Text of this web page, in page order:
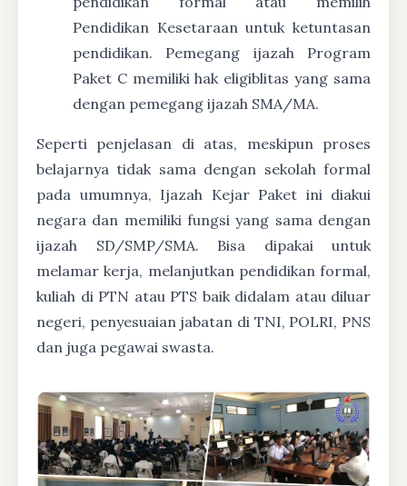
Pendidikan Kesetaraan untuk ketuntasan
pendidikan. Pemegang ijazah Program
Paket C memiliki hak eligiblitas yang sama
dengan pemegang ijazah SMA/MA.
Seperti penjelasan di atas, meskipun proses
belajarnya tidak sama dengan sekolah formal
pada umumnya, Ijazah Kejar Paket ini diakui
negara dan memiliki fungsi yang sama dengan
ijazah SD/SMP/SMA. Bisa dipakai untuk
melamar kerja, melanjutkan pendidikan formal,
kuliah di PTN atau PTS baik didalam atau diluar
negeri, penyesuaian jabatan di TNI, POLRI, PNS
dan juga pegawai swasta.